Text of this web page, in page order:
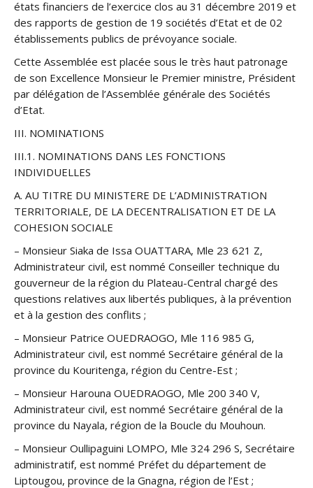
états financiers de l’exercice clos au 31 décembre 2019 et
des rapports de gestion de 19 sociétés d’Etat et de 02
établissements publics de prévoyance sociale.
Cette Assemblée est placée sous le très haut patronage
de son Excellence Monsieur le Premier ministre, Président
par délégation de l’Assemblée générale des Sociétés
d’Etat.
III. NOMINATIONS
III.1. NOMINATIONS DANS LES FONCTIONS
INDIVIDUELLES
A. AU TITRE DU MINISTERE DE L’ADMINISTRATION
TERRITORIALE, DE LA DECENTRALISATION ET DE LA
COHESION SOCIALE
– Monsieur Siaka de Issa OUATTARA, Mle 23 621 Z,
Administrateur civil, est nommé Conseiller technique du
gouverneur de la région du Plateau-Central chargé des
questions relatives aux libertés publiques, à la prévention
et à la gestion des conflits ;
– Monsieur Patrice OUEDRAOGO, Mle 116 985 G,
Administrateur civil, est nommé Secrétaire général de la
province du Kouritenga, région du Centre-Est ;
– Monsieur Harouna OUEDRAOGO, Mle 200 340 V,
Administrateur civil, est nommé Secrétaire général de la
province du Nayala, région de la Boucle du Mouhoun.
– Monsieur Oullipaguini LOMPO, Mle 324 296 S, Secrétaire
administratif, est nommé Préfet du département de
Liptougou, province de la Gnagna, région de l’Est ;